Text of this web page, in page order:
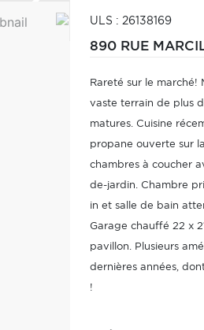
ULS : 26138169
890 RUE
Rareté sur le marché!
vaste terrain de plus
matures. Cuisine
propane ouverte sur
chambres à coucher
de-jardin. Chambre
in et salle de bain
Garage chauffé 22 x
pavillon. Plusieurs
dernières années,
!